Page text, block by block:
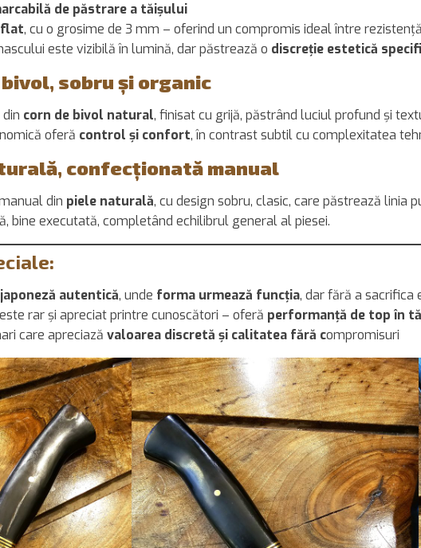
de păstrare a tăișului
, cu o grosime de 3 mm – oferind un compromis ideal între
este vizibilă în lumină, dar păstrează o discreție estetică
bivol, sobru și organic
corn de bivol natural, finisat cu grijă, păstrând luciul profund și
oferă control și confort, în contrast subtil cu complexitatea
confecționată manual
din piele naturală, cu design sobru, clasic, care păstrează linia
bine executată, completând echilibrul general al piesei.
autentică, unde forma urmează funcția, dar fără a sacrifica
este rar și apreciat printre cunoscători – oferă performanță de top în
care apreciază valoarea discretă și calitatea fără compromisuri